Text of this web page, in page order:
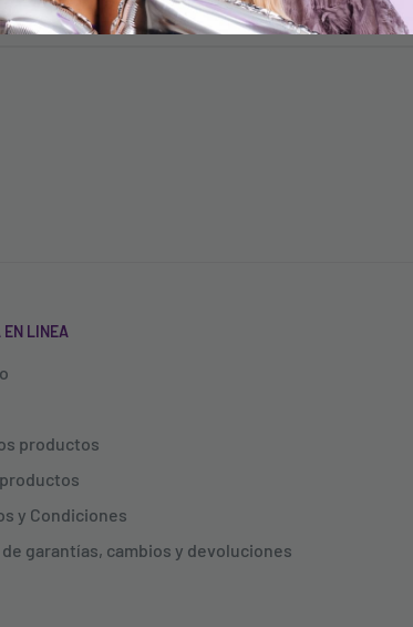
EN LINEA
productos
y Condiciones
garantías, cambios y devoluciones